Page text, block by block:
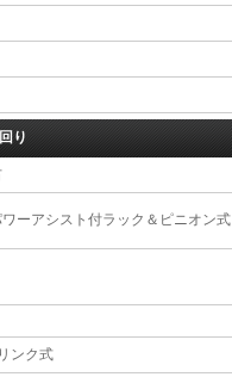
り
ーアシスト付ラック＆ピニオン式
ンク式